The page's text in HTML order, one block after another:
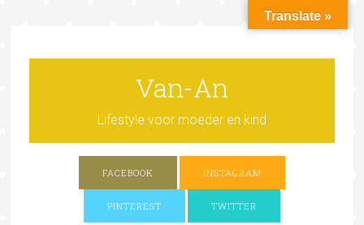
Van-An
Lifestyle voor moeder en kind
FACEBOOK INSTAGRAM
PINTEREST TWITTER
Translate »